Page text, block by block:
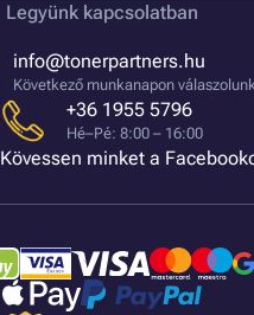
Legyünk kapcsolatban
info@tonerpartners.hu
Következő munkanapon
+36 1955 5796
Hé–Pé: 8:00 – 16:00
Kövessen minket a